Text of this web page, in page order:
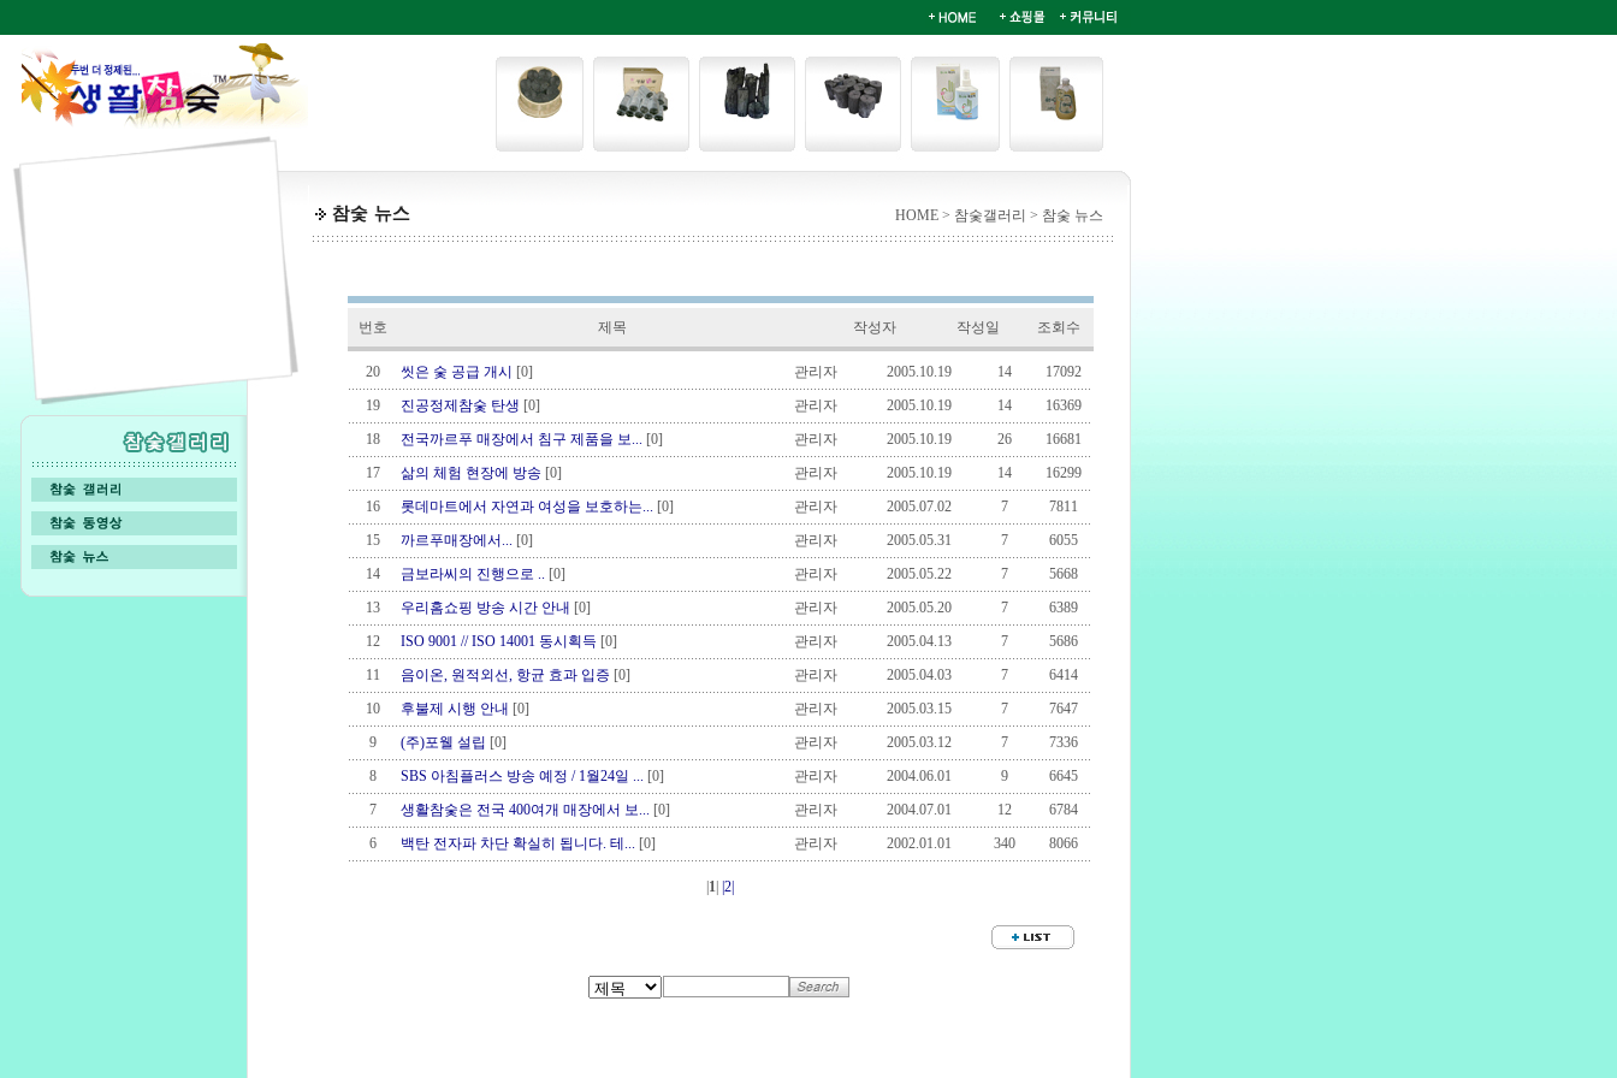
HOME > 참숯갤러리 > 참숯 뉴스
번호 제목 작성자 작성일 조회수
20 씻은 숯 공급 개시 [0] 관리자 2005.10.19 14
17092
19
진공정제참숯 탄생 [0] 관리자 2005.10.19 14
16369
18
전국까르푸 매장에서 침구 제품을 보... [0] 관리자 2005.10.19 26
16681
17
삶의 체험 현장에 방송 [0] 관리자 2005.10.19 14
16299
16
롯데마트에서 자연과 여성을 보호하는... [0] 관리자 2005.07.02 7
7811
15
까르푸매장에서... [0] 관리자 2005.05.31 7
6055
14
금보라씨의 진행으로 .. [0] 관리자 2005.05.22 7
5668
13
우리홈쇼핑 방송 시간 안내 [0] 관리자 2005.05.20 7
6389
12
ISO 9001 // ISO 14001 동시획득 [0] 관리자 2005.04.13 7
5686
11
음이온, 원적외선, 항균 효과 입증 [0] 관리자 2005.04.03 7
6414
10
후불제 시행 안내 [0] 관리자 2005.03.15 7
7647
9
(주)포웰 설립 [0] 관리자 2005.03.12 7
7336
8
SBS 아침플러스 방송 예정 / 1월24일 ... [0] 관리자 2004.06.01 9
6645
7
생활참숯은 전국 400여개 매장에서 보... [0] 관리자 2004.07.01 12
6784
6
백탄 전자파 차단 확실히 됩니다. 테... [0] 관리자 2002.01.01 340 8066
1 |2|